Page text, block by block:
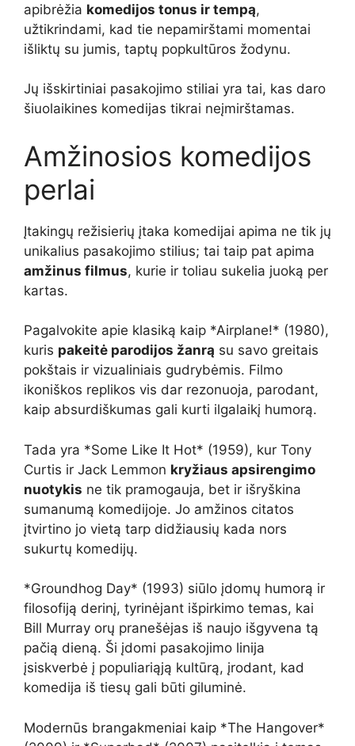
apibrėžia komedijos tonus ir tempą,
užtikrindami, kad tie nepamirštami momentai
išliktų su jumis, taptų popkultūros žodynu.
Jų išskirtiniai pasakojimo stiliai yra tai, kas daro
šiuolaikines komedijas tikrai neįmirštamas.
Amžinosios komedijos
perlai
Įtakingų režisierių įtaka komedijai apima ne tik jų
unikalius pasakojimo stilius; tai taip pat apima
amžinus filmus, kurie ir toliau sukelia juoką per
kartas.
Pagalvokite apie klasiką kaip *Airplane!* (1980),
kuris pakeitė parodijos žanrą su savo greitais
pokštais ir vizualiniais gudrybėmis. Filmo
ikoniškos replikos vis dar rezonuoja, parodant,
kaip absurdiškumas gali kurti ilgalaikį humorą.
Tada yra *Some Like It Hot* (1959), kur Tony
Curtis ir Jack Lemmon kryžiaus apsirengimo
nuotykis ne tik pramogauja, bet ir išryškina
sumanumą komedijoje. Jo amžinos citatos
įtvirtino jo vietą tarp didžiausių kada nors
sukurtų komedijų.
*Groundhog Day* (1993) siūlo įdomų humorą ir
filosofiją derinį, tyrinėjant išpirkimo temas, kai
Bill Murray orų pranešėjas iš naujo išgyvena tą
pačią dieną. Ši įdomi pasakojimo linija
įsiskverbė į populiariąją kultūrą, įrodant, kad
komedija iš tiesų gali būti giluminė.
Modernūs brangakmeniai kaip *The Hangover*